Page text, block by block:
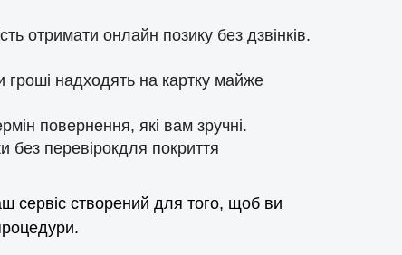
отримати онлайн позику без дзвінків.
гроші надходять на картку майже
повернення, які вам зручні.
без перевірокдля покриття
сервіс створений для того, щоб ви